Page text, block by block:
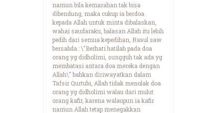
namun bila kemarahan tak bisa
dibendung, maka cukup ia berdoa
kepada Allah untuk minta dibalaskan,
wahai saudaraku, balasan Allah itu lebih
pedih dari semua kepedihan, Rasul saw
bersabda : \"Berhati hatilah pada doa
orang yg didholimi, sungguh tak ada yg
membatasi antara doa mereka dengan
Allah\" bahkan diriwayatkan dalam
Tafsir Qurtubi, Allah tidak menolak doa
orang yg didholimi walau dari mulut
orang kafir, karena walaupun ia kafir
namun Allah tetap menegakkan